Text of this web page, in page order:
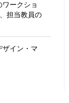
ークショ
担当教員の
ザイン・マ